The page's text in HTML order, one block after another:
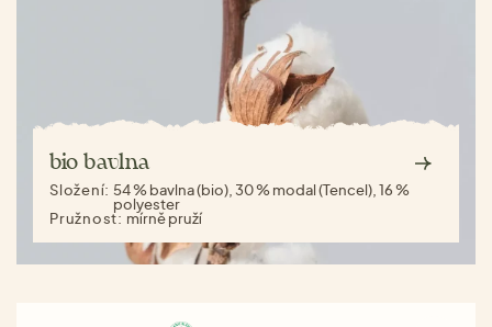
bio bavlna
Složení: 54 % bavlna (bio), 30 % modal (Tencel), 16 %
polyester
Pružnost: mírně pruží